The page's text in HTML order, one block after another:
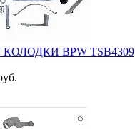
BPW TSB4309